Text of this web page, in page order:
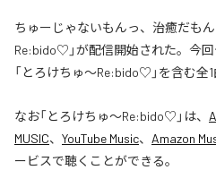
ちゅーじゃないもんっ、治癒だも
Re:bido♡」が配信開始された。今
「とろけちゅ〜Re:bido♡」を含む全1
なお「とろけちゅ〜Re:bido♡ 」は、
MUSIC、 YouTube Music、 Amazon
ービスで聴くことができる。